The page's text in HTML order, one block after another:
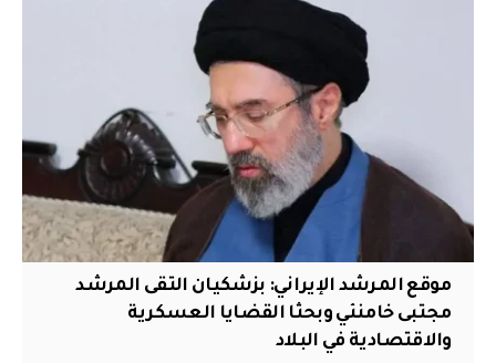
موقع المرشد الإيراني: بزشكيان التقى المرشد
مجتبى خامنئي وبحثا القضايا العسكرية
والاقتصادية في البلاد